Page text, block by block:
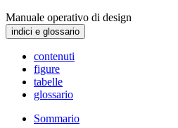
Manuale operativo di design
indici e glossario
contenuti
figure
tabelle
glossario
Sommario